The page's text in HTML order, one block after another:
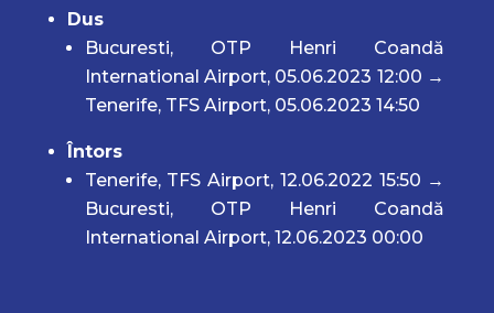
Dus
Bucuresti, OTP Henri Coandă
International Airport, 05.06.2023 12:00 →
Tenerife, TFS Airport, 05.06.2023 14:50
Întors
Tenerife, TFS Airport, 12.06.2022 15:50 →
Bucuresti, OTP Henri Coandă
International Airport, 12.06.2023 00:00